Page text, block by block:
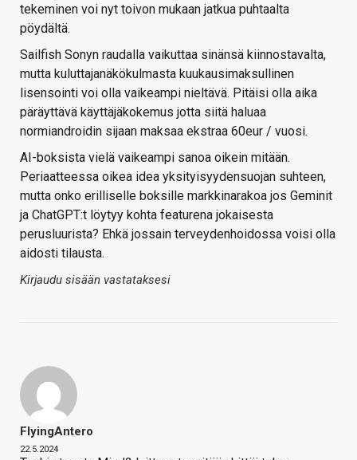
tekeminen voi nyt toivon mukaan jatkua puhtaalta
pöydältä.
Sailfish Sonyn raudalla vaikuttaa sinänsä kiinnostavalta,
mutta kuluttajanäkökulmasta kuukausimaksullinen
lisensointi voi olla vaikeampi nieltävä. Pitäisi olla aika
päräyttävä käyttäjäkokemus jotta siitä haluaa
normiandroidin sijaan maksaa ekstraa 60eur / vuosi.
AI-boksista vielä vaikeampi sanoa oikein mitään.
Periaatteessa oikea idea yksityisyydensuojan suhteen,
mutta onko erilliselle boksille markkinarakoa jos Geminit
ja ChatGPT:t löytyy kohta featurena jokaisesta
perusluurista? Ehkä jossain terveydenhoidossa voisi olla
aidosti tilausta.
Kirjaudu sisään vastataksesi
FlyingAntero
22.5.2024